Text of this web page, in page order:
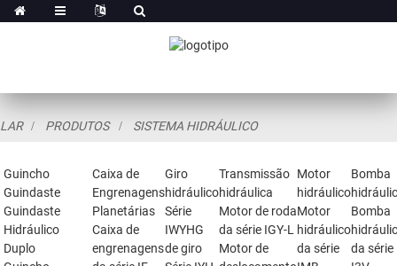
LAR PRODUTOS SISTEMA HIDRÁULICO
Guincho
Guindaste
Guindaste
Hidráulico
Duplo
Caixa de
Engrenagens
Planetárias
Caixa de
engrenagens
Giro
hidráulico
Série
IWYHG
de giro
Transmissão
hidráulica
Motor de roda
da série IGY-L
Motor de
Motor
hidráulico
Motor
hidráulico
da série
Bomba
Bomba
da série